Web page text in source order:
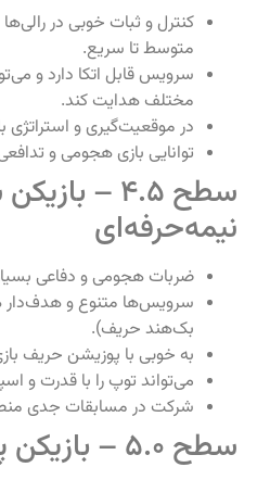
کنترل و ثبات خوبی در
متوسط تا سریع.
سرویس قابل اتکا دارد و
مختلف هدایت کند.
در موقعیت‌گیری و استراتژی
توانایی بازی هجومی و
سطح 4.5 –
نیمه‌حرفه‌ای
ضربات هجومی و دفاعی
سرویس‌ها متنوع و هدف‌دار
بک‌هند حریف).
به خوبی با پوزیشن حریف
می‌تواند توپ را با قدرت و
شرکت در مسابقات جدی
سطح 5.0 – بازیکن پیشرفته